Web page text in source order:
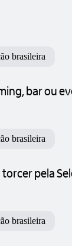
brasileira
bar ou
brasileira
pela
brasileira